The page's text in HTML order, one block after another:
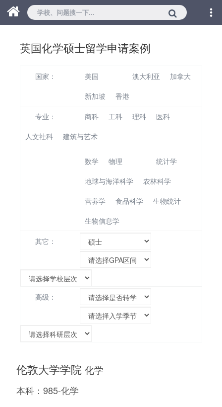
英国化学硕士留学申请案例
国家： 美国 澳大利亚
加拿大
新加坡
香港
专业： 商科 工科 理科
医科
人文社科
建筑与艺术
数学 物理
统计学
地球与海洋科学
农林科学
营养学
食品科学
生物统计
生物信息学
其它：
高级：
伦敦大学学院 化学
本科：985-化学